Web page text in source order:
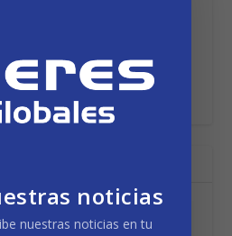
noticias
nuestras noticias en tu